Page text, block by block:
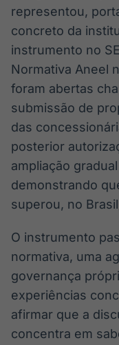
representou,
concreto da
instrumento no
Normativa Aneel
foram abertas
submissão de
das
posterior
ampliação
demonstrando
superou, no
O instrumento
normativa, uma
governança
experiências
afirmar que a
concentra em